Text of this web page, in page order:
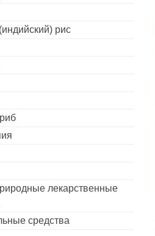
рис
лекарственные
средства